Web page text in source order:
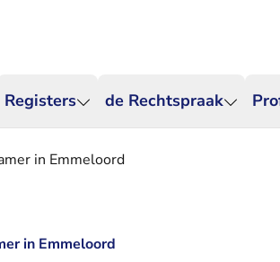
Registers de Rechtspraak
in Emmeloord
in Emmeloord